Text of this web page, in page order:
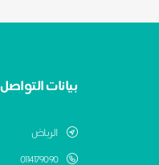
بيانات التواصل
الرياض
0114179090